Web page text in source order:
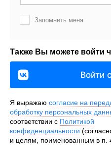
Запомнить меня
Также Вы можете войти
Войти
Я выражаю согласие на
обработку персональных
соответствии с Политикой
конфиденциальности
и целям, поименованным в п.